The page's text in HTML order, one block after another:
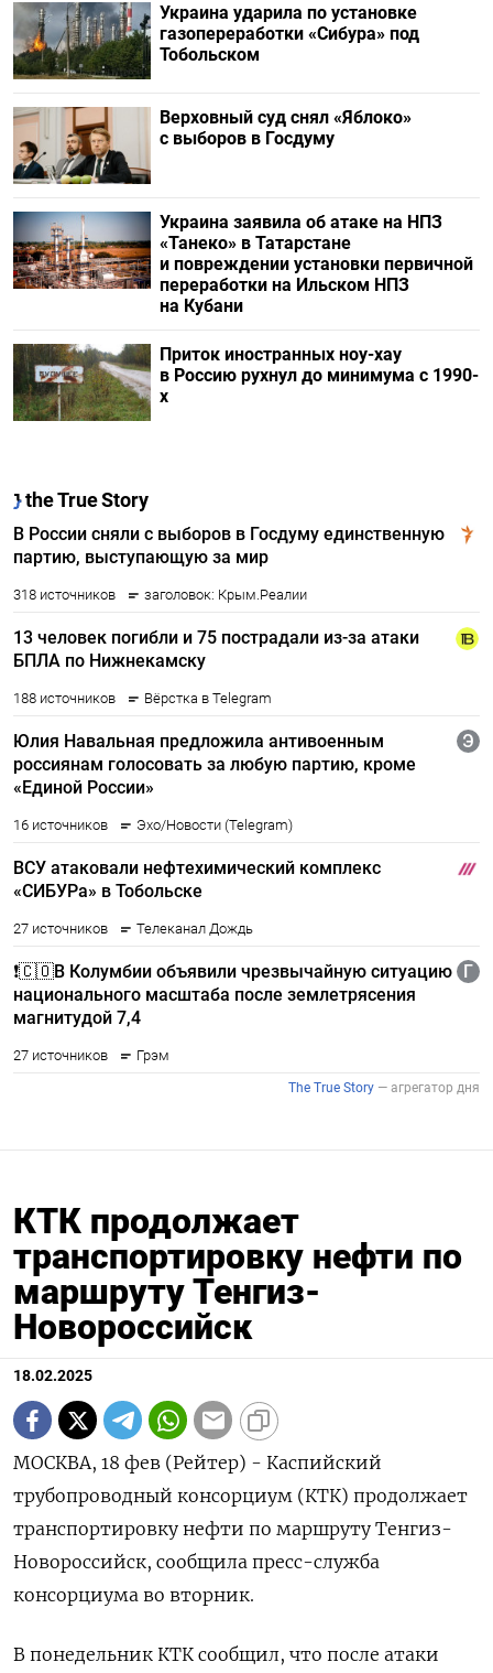
Украина ударила по установке
газопереработки «Сибура» под
Тобольском
Верховный суд снял «Яблоко»
с выборов в Госдуму
Украина заявила об атаке на НПЗ
«Танеко» в Татарстане
и повреждении установки первичной
переработки на Ильском НПЗ
на Кубани
Приток иностранных ноу-хау
в Россию рухнул до минимума с 1990-
х
КТК продолжает
транспортировку нефти по
маршруту Тенгиз-
Новороссийск
18.02.2025
МОСКВА, 18 фев (Рейтер) - Каспийский
трубопроводный консорциум (КТК) продолжает
транспортировку нефти по маршруту Тенгиз-
Новороссийск, сообщила пресс-служба
консорциума во вторник.
В понедельник КТК сообщил, что после атаки